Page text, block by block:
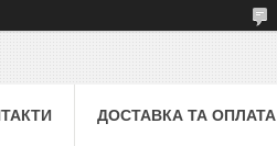
ДОСТАВКА ТА ОПЛАТА